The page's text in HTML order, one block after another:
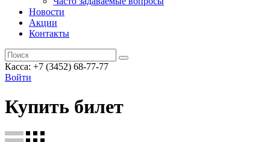
Новости
Акции
Контакты
Касса: +7 (3452) 68-77-77
Войти
Купить билет